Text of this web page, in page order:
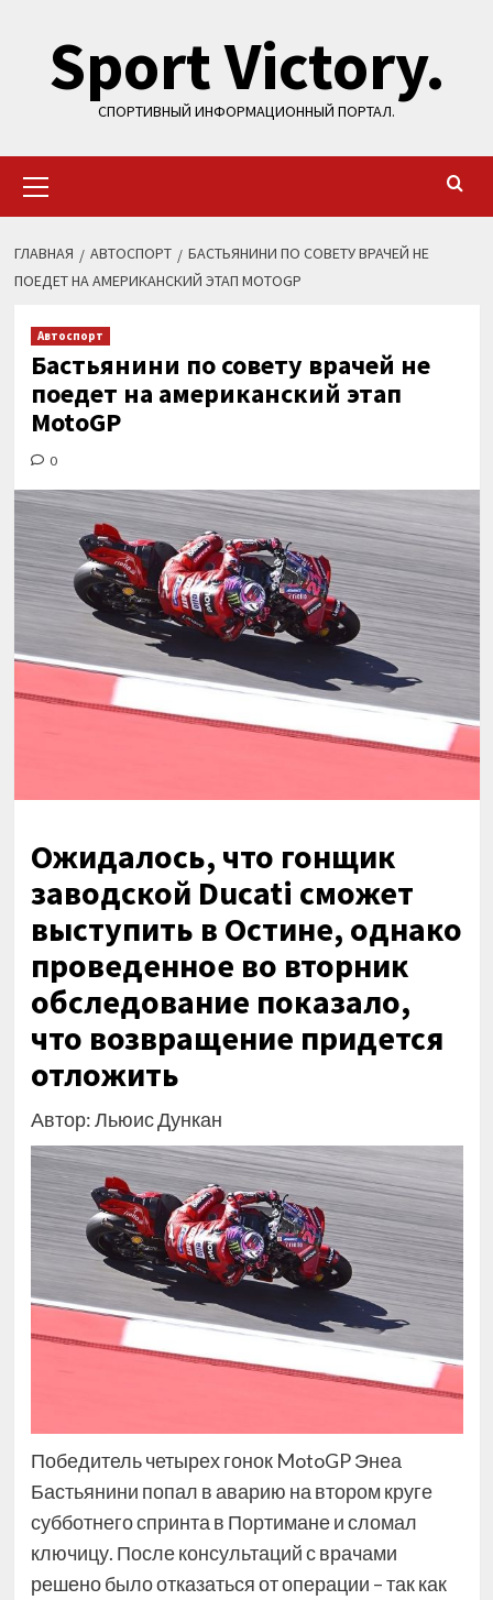
содержимому
Sport Victory.
СПОРТИВНЫЙ ИНФОРМАЦИОННЫЙ ПОРТАЛ.
меню
ГЛАВНАЯ АВТОСПОРТ
БАСТЬЯНИНИ ПО СОВЕТУ ВРАЧЕЙ НЕ
ПОЕДЕТ НА АМЕРИКАНСКИЙ ЭТАП MOTOGP
Автоспорт
Бастьянини по совету врачей не
поедет на американский этап
MotoGP
0
Ожидалось, что гонщик
заводской Ducati сможет
выступить в Остине, однако
проведенное во вторник
обследование показало,
что возвращение придется
отложить
Автор: Льюис Дункан
Победитель четырех гонок MotoGP Энеа
Бастьянини попал в аварию на втором круге
субботнего спринта в Портимане и сломал
ключицу. После консультаций с врачами
решено было отказаться от операции – так как